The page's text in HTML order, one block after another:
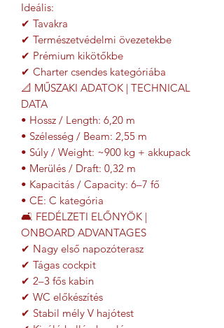
Ideális:
✔ Tavakra
✔ Természetvédelmi övezetekbe
✔ Prémium kikötőkbe
✔ Charter csendes kategóriába
📐 MŰSZAKI ADATOK | TECHNICAL
DATA
• Hossz / Length: 6,20 m
• Szélesség / Beam: 2,55 m
• Súly / Weight: ~900 kg + akkupack
• Merülés / Draft: 0,32 m
• Kapacitás / Capacity: 6–7 fő
• CE: C kategória
🛋 FEDÉLZETI ELŐNYÖK |
ONBOARD ADVANTAGES
✔ Nagy első napozóterasz
✔ Tágas cockpit
✔ 2–3 fős kabin
✔ WC előkészítés
✔ Stabil mély V hajótest